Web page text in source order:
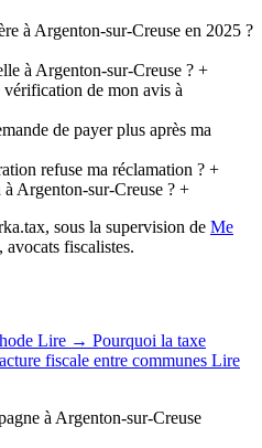
à Argenton-sur-Creuse en 2025 ?
à Argenton-sur-Creuse ?+
de mon avis à
de payer plus après ma
refuse ma réclamation ?+
Argenton-sur-Creuse ?+
sous la supervision de Me
, avocats fiscalistes.
Lire → Pourquoi la taxe
fiscale entre communes Lire
à Argenton-sur-Creuse